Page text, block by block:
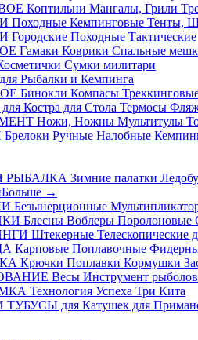
Коптильни Мангалы, Грили
Походные Кемпинговые Тенты,
Городские Походные Тактические
Гамаки Коврики Спальные
Сумки милитари
для Рыбалки и Кемпинга
Бинокли Компасы
для Костра для Стола Термосы
Ножи, Ножны Мультитулы
Брелоки Ручные Налобные
РЫБАЛКА Зимние палатки
Больше →
Безынерционные
Блесны Воблеры Поролоновые
Штекерные Телескопические
Карповые Поплавочные
Крючки Поплавки Кормушки
Весы Инструмент
Технология Успеха Три Кита
ТУБУСЫ для Катушек для